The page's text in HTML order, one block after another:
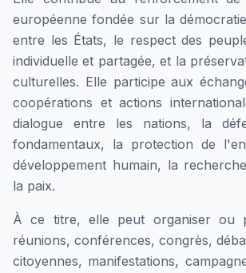
européenne fondée sur la
entre les États, le respect des
individuelle et partagée, et la
culturelles. Elle participe aux
coopérations et actions
dialogue entre les nations, la
fondamentaux, la protection de
développement humain, la
la paix.
À ce titre, elle peut organiser ou
réunions, conférences, congrès,
citoyennes, manifestations,